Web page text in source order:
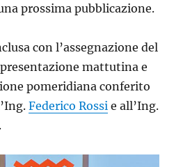
prossima pubblicazione.
con l’assegnazione del
mattutina e
pomeridiana conferito
Federico Rossi e all’Ing.
.